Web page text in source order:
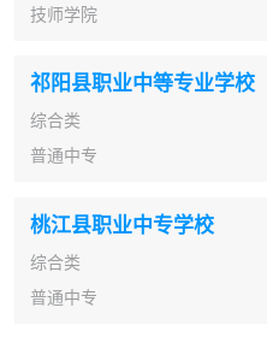
技师学院
祁阳县职业中等专业学校
综合类
普通中专
桃江县职业中专学校
综合类
普通中专